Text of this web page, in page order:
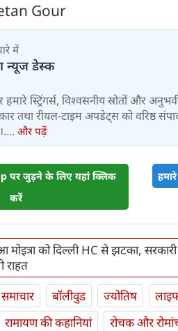
Gour
में
न्यूज डेस्क
स्ट्रिंगर्स, विश्वसनीय स्रोतों और अनुभवी
तथा रीयल-टाइम अपडेट्स को वरिष्ठ
और पढ़ें
पर जुड़ने के लिए यहां क्लिक
करें
मोइत्रा को दिल्ली HC से झटका,
राहत
समाचार बॉलीवुड ज्योतिष
रामायण की कहानियां रोचक और